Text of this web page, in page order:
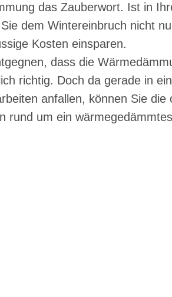
das Zauberwort. Ist in
dem Wintereinbruch nicht
Kosten einsparen.
dass die
richtig. Doch da gerade in
anfallen, können Sie die
rund um ein